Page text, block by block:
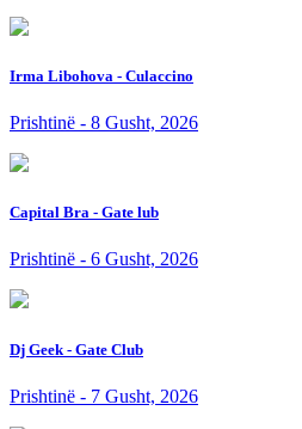
Irma Libohova - Culaccino
Prishtinë - 8 Gusht, 2026
Capital Bra - Gate lub
Prishtinë - 6 Gusht, 2026
Dj Geek - Gate Club
Prishtinë - 7 Gusht, 2026